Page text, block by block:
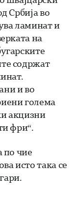
Србија во
ламинат и
на
содржат
и во
голема
акцизни
фри“.
по чие
исто така се